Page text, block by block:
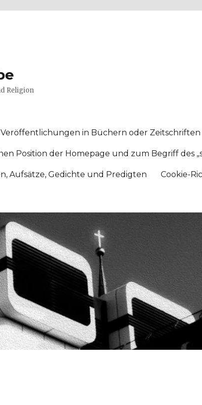
Religion
in Büchern oder Zeitschriften
Position der Homepage und zum Begriff des
Aufsätze, Gedichte und Predigten Cookie-